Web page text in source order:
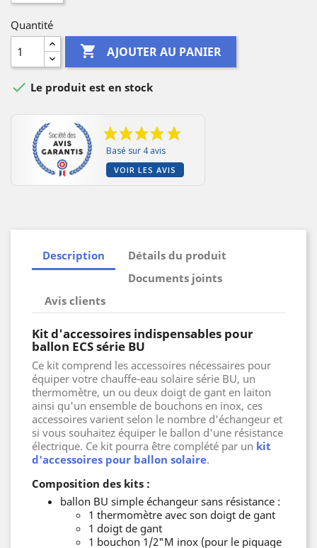
Quantité
 AJOUTER AU PANIER
 Le produit est en stock
Basé sur 4 avis
VOIR LES AVIS
Description
Détails du produit
Documents joints
Avis clients
Kit d'accessoires indispensables pour
ballon ECS série BU
Ce kit comprend les accessoires nécessaires pour
équiper votre chauffe-eau solaire série BU, un
thermomètre, un ou deux doigt de gant en laiton
ainsi qu'un ensemble de bouchons en inox, ces
accessoires varient selon le nombre d'échangeur et
si vous souhaitez équiper le ballon d'une résistance
électrique. Ce kit pourra être complété par un kit
d'accessoires pour ballon solaire.
Composition des kits :
ballon BU simple échangeur sans résistance :
1 thermomètre avec son doigt de gant
1 doigt de gant
1 bouchon 1/2"M inox (pour le piquage